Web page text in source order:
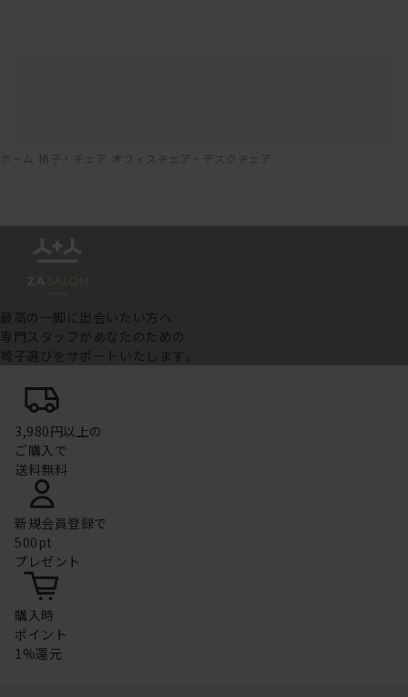
ホーム 椅子・チェア オフィスチェア・デスクチェア
最高の一脚に出会いたい方へ
専門スタッフがあなたのための
椅子選びをサポートいたします。
3,980円以上の
ご購入で
送料無料
新規会員登録で
500pt
プレゼント
購入時
ポイント
1%還元